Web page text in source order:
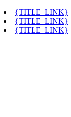
{TITLE_LINK}
{TITLE_LINK}
{TITLE_LINK}